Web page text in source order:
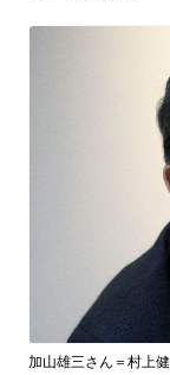
加山雄三さん＝村上